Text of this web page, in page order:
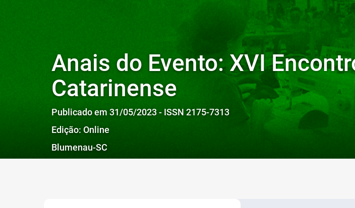
Anais do Evento: XVI
Catarinense
Publicado em 31/05/2023 - ISSN 2175-7313
Edição: Online
Blumenau-SC